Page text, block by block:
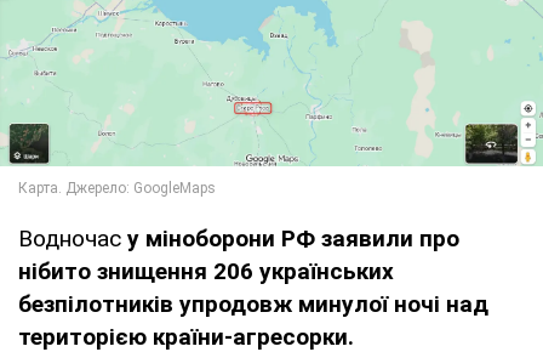
Водночас у міноборони РФ заявили про
нібито знищення 206 українських
безпілотників упродовж минулої ночі над
територією країни-агресорки.